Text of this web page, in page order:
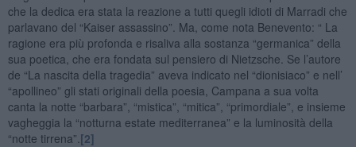
che la dedica era stata la reazione a tutti quegli idioti di Marradi che
parlavano del “Kaiser assassino”. Ma, come nota Benevento: “ La
ragione era più profonda e risaliva alla sostanza “germanica” della
sua poetica, che era fondata sul pensiero di Nietzsche. Se l’autore
de “La nascita della tragedia” aveva indicato nel “dionisiaco” e nell’
“apollineo” gli stati originali della poesia, Campana a sua volta
canta la notte “barbara”, “mistica”, “mitica”, “primordiale”, e insieme
vagheggia la “notturna estate mediterranea” e la luminosità della
“notte tirrena”. [2]